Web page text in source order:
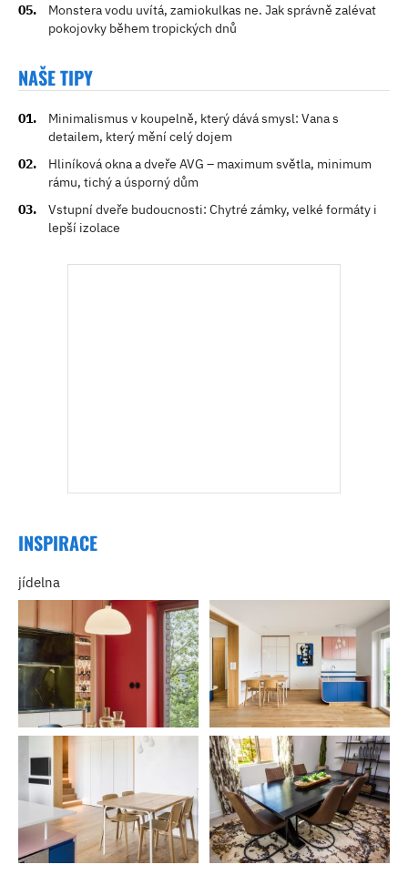
Monstera vodu uvítá, zamiokulkas ne. Jak správně zalévat
pokojovky během tropických dnů
NAŠE TIPY
Minimalismus v koupelně, který dává smysl: Vana s
detailem, který mění celý dojem
Hliníková okna a dveře AVG – maximum světla, minimum
rámu, tichý a úsporný dům
Vstupní dveře budoucnosti: Chytré zámky, velké formáty i
lepší izolace
INSPIRACE
jídelna